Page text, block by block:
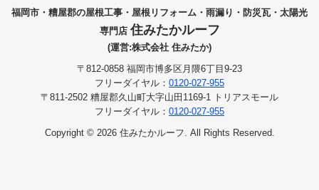
福岡市・糟屋郡の屋根工事・屋根リフォーム・雨漏り・防災瓦・太陽光
専門店 住みたかルーフ
(運営:株式会社 住みたか)
〒812-0858 福岡市博多区月隈6丁目9-23
フリーダイヤル： 0120-027-955
〒811-2502 糟屋郡久山町大字山田1169-1 トリアスモール
フリーダイヤル： 0120-027-955
Copyright © 2026 住みたかルーフ. All Rights Reserved.